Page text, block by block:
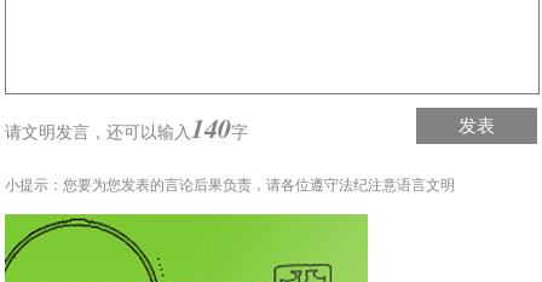
请文明发言，还可以输入 140字 发表
小提示：您要为您发表的言论后果负责，请各位遵守法纪注意语言文明